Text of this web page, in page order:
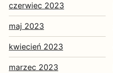
czerwiec 2023
maj 2023
kwiecień 2023
marzec 2023